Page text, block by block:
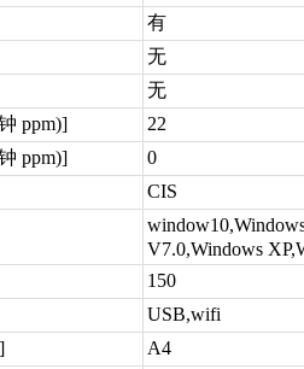
有
无
无
ppm)]
22
ppm)]
0
CIS
V7.0,Windows
150
USB,wifi
A4